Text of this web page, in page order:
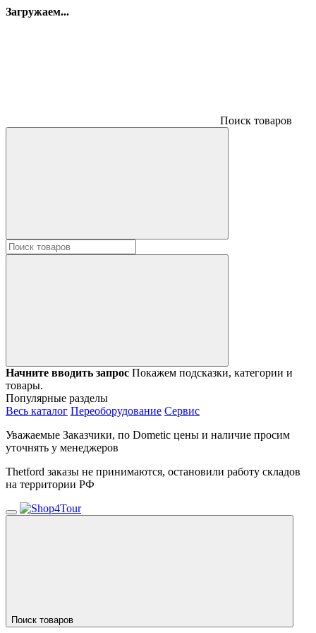
Загружаем...
Поиск товаров
Начните вводить запрос Покажем подсказки, категории и
товары.
Популярные разделы
Весь каталог Переоборудование Сервис
Уважаемые Заказчики, по Dometic цены и наличие просим
уточнять у менеджеров
Thetford заказы не принимаются, остановили работу складов
на территории РФ
Поиск товаров